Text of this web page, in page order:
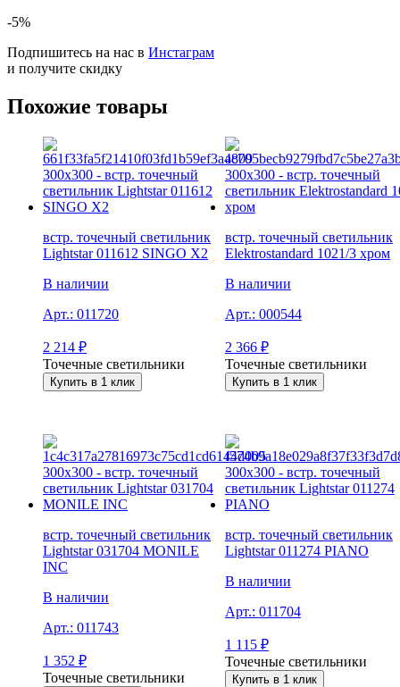
-5%
Подпишитесь на нас в Инстаграм
и получите скидку
Похожие товары
встр. точечный светильник
Lightstar 011612 SINGO X2
В наличии
Арт.: 011720
2 214 ₽
Точечные светильники
Купить в 1 клик
встр. точечный светильник
Elektrostandard 1021/3 хром
В наличии
Арт.: 000544
2 366 ₽
Точечные светильники
Купить в 1 клик
встр. точечный светильник
Lightstar 031704 MONILE
INC
В наличии
Арт.: 011743
1 352 ₽
Точечные светильники
встр. точечный светильник
Lightstar 011274 PIANO
В наличии
Арт.: 011704
1 115 ₽
Точечные светильники
Купить в 1 клик